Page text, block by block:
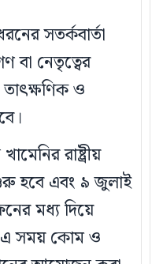
সতর্কবার্তা
বা নেতৃত্বের
ও
রাষ্ট্রীয়
হবে এবং ৯ জুলাই
মধ্য দিয়ে
এ সময় কোম ও